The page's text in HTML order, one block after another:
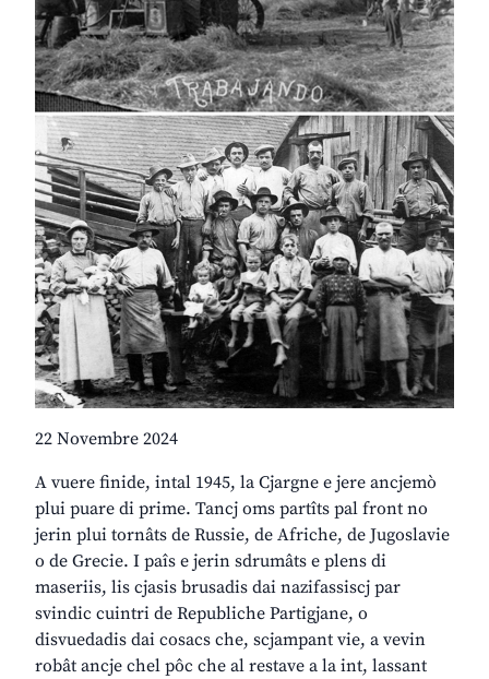
22 Novembre 2024
A vuere finide, intal 1945, la Cjargne e jere ancjemò
plui puare di prime. Tancj oms partîts pal front no
jerin plui tornâts de Russie, de Afriche, de Jugoslavie
o de Grecie. I paîs e jerin sdrumâts e plens di
maseriis, lis cjasis brusadis dai nazifassiscj par
svindic cuintri de Republiche Partigjane, o
disvuedadis dai cosacs che, scjampant vie, a vevin
robât ancje chel pôc che al restave a la int, lassant